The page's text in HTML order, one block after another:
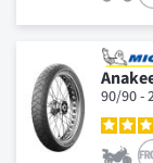
90/90 -